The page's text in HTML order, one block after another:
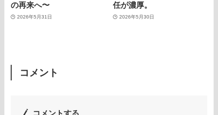
の再来へ〜
2026年5月31日
任が濃厚。
2026年5月30日
コメント
コメントする